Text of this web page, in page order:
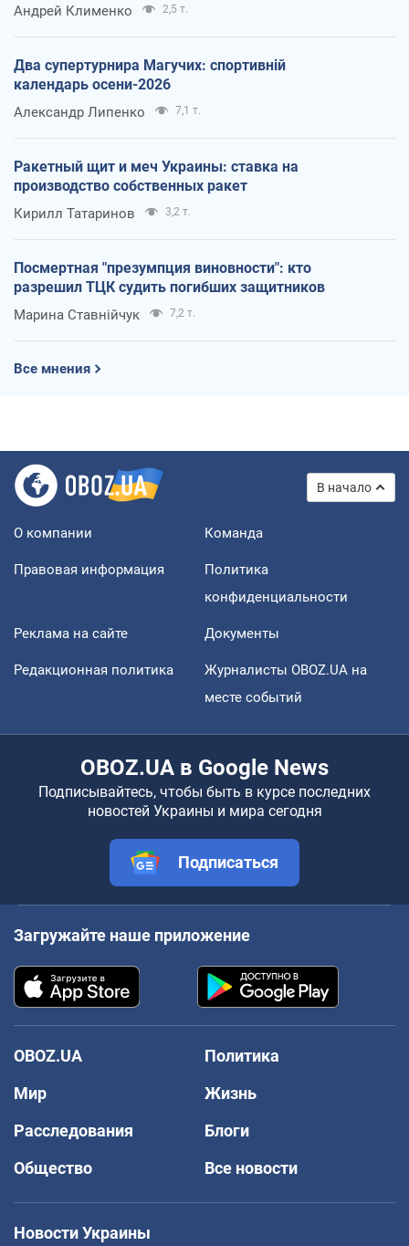
Андрей Клименко 2,5 т.
Два супертурнира Магучих: спортивній
календарь осени-2026
Александр Липенко 7,1 т.
Ракетный щит и меч Украины: ставка на
производство собственных ракет
Кирилл Татаринов 3,2 т.
Посмертная "презумпция виновности": кто
разрешил ТЦК судить погибших защитников
Марина Ставнійчук 7,2 т.
Все мнения
В начало
О компании Команда
Правовая информация
Политика
конфиденциальности
Реклама на сайте Документы
Редакционная политика
Журналисты OBOZ.UA на
месте событий
OBOZ.UA в Google News
Подписывайтесь, чтобы быть в курсе последних
новостей Украины и мира сегодня
Подписаться
Загружайте наше приложение
OBOZ.UA
Политика
Мир
Жизнь
Расследования
Блоги
Общество
Все новости
Новости Украины